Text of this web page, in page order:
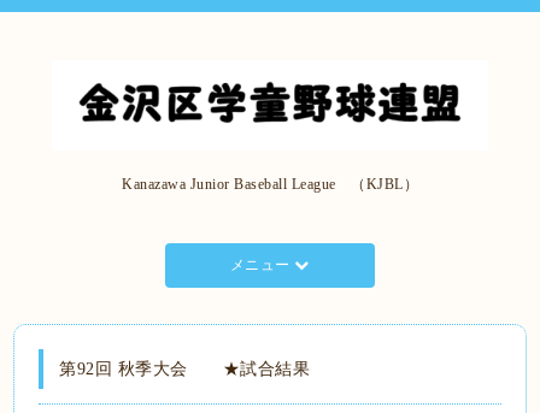
Kanazawa Junior Baseball League （KJBL）
メニュー
第92回 秋季大会 ★試合結果